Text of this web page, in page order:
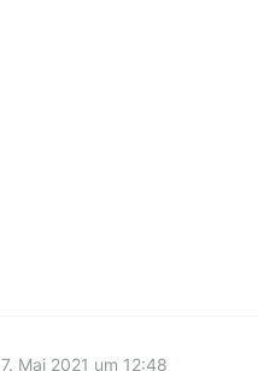
7. Mai 2021 um 12:48